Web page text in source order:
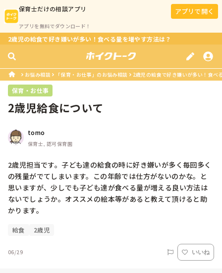
保育士だけの相談アプリ
アプリを無料でダウンロード！
アプリで開く
2歳児の給食で好き嫌いが多い！食べる量を増やす方法は？
お悩み相談 「保育・お仕事」のお悩み相談 2歳児の給食で好き嫌いが多い！食べ
保育・お仕事
2歳児給食について
tomo
保育士, 認可保育園
2歳児担当です。子ども達の給食の時に好き嫌いが多く毎回多く
の残量がでてしまいます。この年齢では仕方がないのかな。と
思いますが、少しでも子ども達が食べる量が増える良い方法は
ないでしょうか。オススメの絵本等があると教えて頂けると助
かります。
給食 2歳児
06/29 いいね